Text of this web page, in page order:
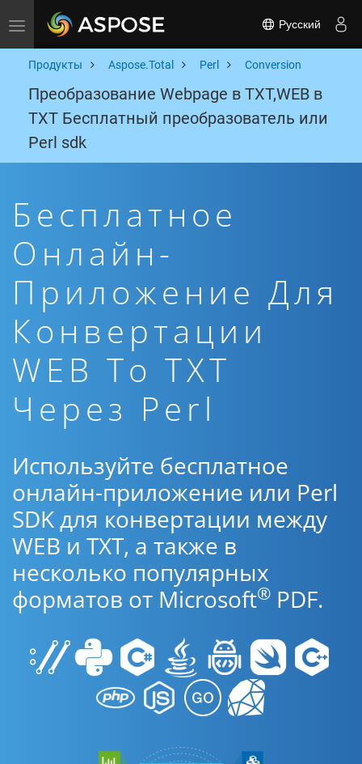
Toggle navigation Русский
Продукты Aspose.Total Perl Conversion
Преобразование Webpage в TXT,WEB в
TXT Бесплатный преобразователь или
Perl sdk
Бесплатное
Онлайн-
Приложение Для
Конвертации
WEB To TXT
Через Perl
Используйте бесплатное
онлайн-приложение или Perl
SDK для конвертации между
WEB и TXT, а также в
несколько популярных
форматов от Microsoft® PDF.